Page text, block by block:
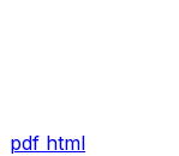
pdf html